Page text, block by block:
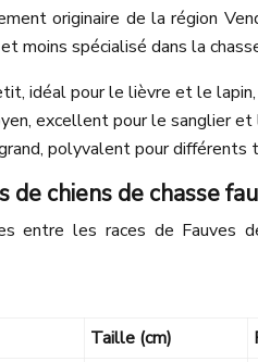
originaire de la région
spécialisé dans la
idéal pour le lièvre et le
excellent pour le sanglier et
polyvalent pour différents
de chiens de chasse
entre les races de Fauves
Taille (cm)